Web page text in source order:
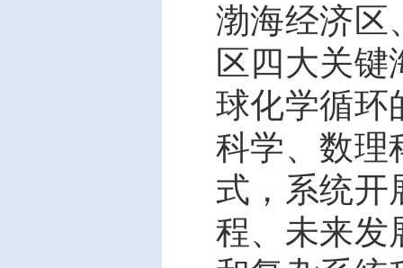
渤海经济区
区四大关
球化学循环
科学、数理
式，系统开
程、未来发